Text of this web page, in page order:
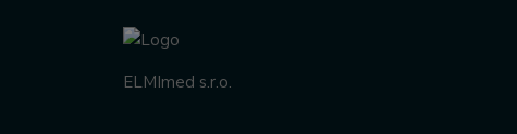
ELMImed s.r.o.